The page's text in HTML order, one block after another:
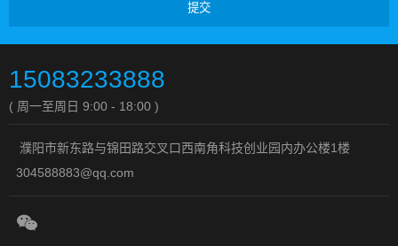
提交
15083233888
( 周一至周日 9:00 - 18:00 )
濮阳市新东路与锦田路交叉口西南角科技创业园内办公楼1楼
304588883@qq.com